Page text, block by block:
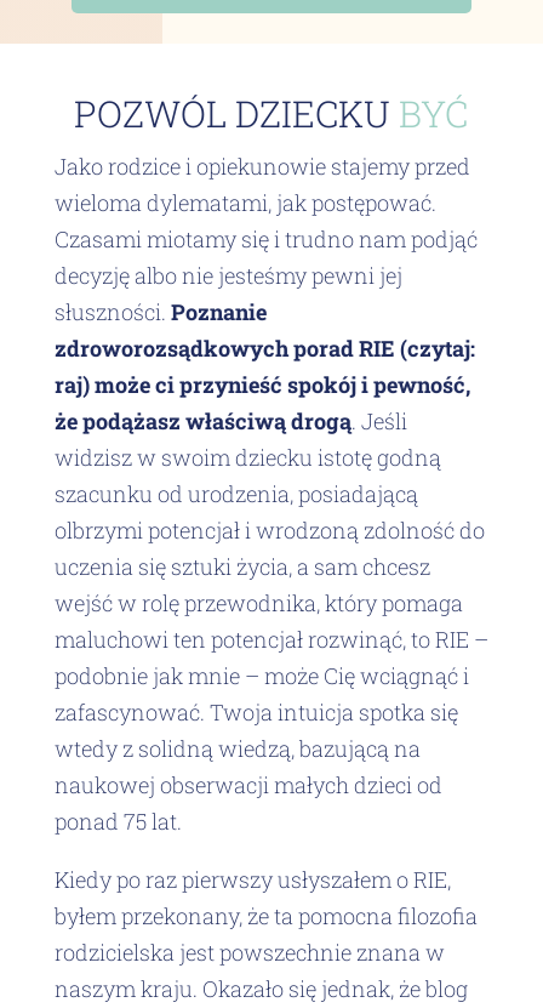
POZWÓL DZIECKU BYĆ
Jako rodzice i opiekunowie stajemy przed
wieloma dylematami, jak postępować.
Czasami miotamy się i trudno nam podjąć
decyzję albo nie jesteśmy pewni jej
słuszności. Poznanie
zdroworozsądkowych porad RIE (czytaj:
raj) może ci przynieść spokój i pewność,
że podążasz właściwą drogą. Jeśli
widzisz w swoim dziecku istotę godną
szacunku od urodzenia, posiadającą
olbrzymi potencjał i wrodzoną zdolność do
uczenia się sztuki życia, a sam chcesz
wejść w rolę przewodnika, który pomaga
maluchowi ten potencjał rozwinąć, to RIE –
podobnie jak mnie – może Cię wciągnąć i
zafascynować. Twoja intuicja spotka się
wtedy z solidną wiedzą, bazującą na
naukowej obserwacji małych dzieci od
ponad 75 lat.
Kiedy po raz pierwszy usłyszałem o RIE,
byłem przekonany, że ta pomocna filozofia
rodzicielska jest powszechnie znana w
naszym kraju. Okazało się jednak, że blog